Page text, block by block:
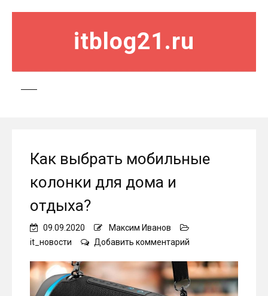
itblog21.ru
Как выбрать мобильные
колонки для дома и
отдыха?
09.09.2020
Максим Иванов
it_новости
Добавить комментарий
выбрать
мобильные
колонки